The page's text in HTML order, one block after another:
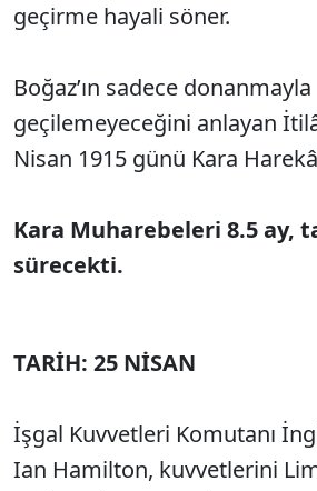
geçirme hayali söner.
Boğaz’ın sadece donanmayla
geçilemeyeceğini anlayan
Nisan 1915 günü Kara
Kara Muharebeleri 8.5 ay,
sürecekti.
TARİH: 25 NİSAN
İşgal Kuvvetleri Komutanı
Ian Hamilton, kuvvetlerini